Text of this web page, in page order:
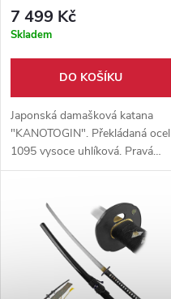
7 499 Kč
Skladem
DO KOŠÍKU
Japonská damašková katana
"KANOTOGIN". Překládaná ocel
1095 vysoce uhlíková. Pravá
rejnočí kůže. Černě lakovaná
trénink a tameshigiri.